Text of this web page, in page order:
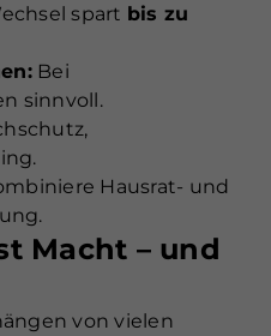
spart bis zu
Bei
sinnvoll.
Hausrat- und
Macht – und
von vielen